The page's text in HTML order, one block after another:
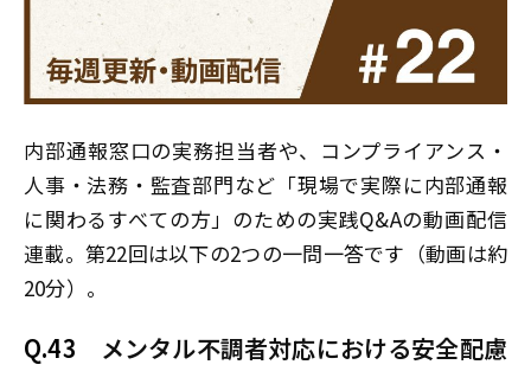
内部通報窓口の実務担当者や、コンプライアンス・
人事・法務・監査部門など「現場で実際に内部通報
に関わるすべての方」のための実践Q&Aの動画配信
連載。第22回は以下の2つの一問一答です（動画は約
20分）。
Q.43 メンタル不調者対応における安全配慮